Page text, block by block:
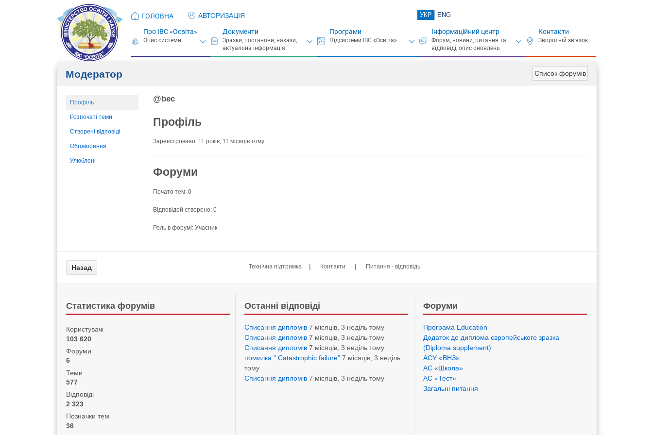
ГОЛОВНА АВТОРИЗАЦІЯ УКР ENG
Про ІВС «Освіта» Документи Програми Інформаційний центр Контакти
Список форумів
Модератор
Профіль
Розпочаті теми
Створені відповіді
Обговорення
Улюблені
@bec
Профіль
Зареєстровано: 11 років, 11 місяців тому
Форуми
Почато тем: 0
Відповідей створено: 0
Роль в форумі: Учасник
Технічна підтримка | Контакти | Питання - відповідь
Статистика форумів
Користувачі
103 620
Форуми
6
Теми
577
Відповіді
2 323
Позначки тем
36
Останні відповіді
Списання дипломів 7 місяців, 3 неділь тому
Списання дипломів 7 місяців, 3 неділь тому
Списання дипломів 7 місяців, 3 неділь тому
помилка ” Catastrophic failure” 7 місяців, 3 неділь
тому
Списання дипломів 7 місяців, 3 неділь тому
Форуми
Програма Eduсation
Додаток до диплома європейського зразка
(Diploma supplement)
АСУ «ВНЗ»
АС «Школа»
АС «Тест»
Загальні питання